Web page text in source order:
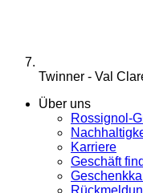
Twinner - Val
Über uns
Rossignol-
Karriere
Geschäft